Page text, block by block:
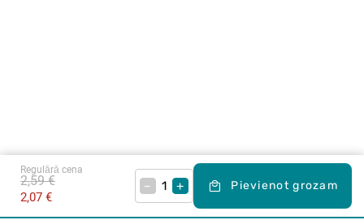
Regulārā cena
2,07 €
2,59 € – + Pievienot grozam